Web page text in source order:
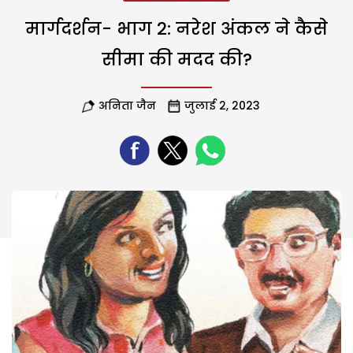
मार्गदर्शन- भाग 2: नरेश अंकल ने कैसे
सीमा की मदद की?
अनिता जैन जुलाई 2, 2023